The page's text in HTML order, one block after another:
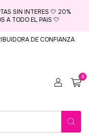
SIN INTERES 🤍 20%
A TODO EL PAIS 🤍
DE CONFIANZA
0